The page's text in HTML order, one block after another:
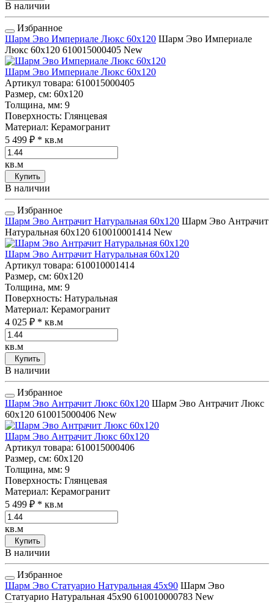
В наличии
Избранное
Шарм Эво Империале Люкс 60x120 Шарм Эво Империале
Люкс 60x120 610015000405 New
Шарм Эво Империале Люкс 60x120
Артикул товара: 610015000405
Размер, см: 60x120
Толщина, мм: 9
Поверхность: Глянцевая
Материал: Керамогранит
5 499 ₽ * кв.м
кв.м
Купить
В наличии
Избранное
Шарм Эво Антрачит Натуральная 60x120 Шарм Эво Антрачит
Натуральная 60x120 610010001414 New
Шарм Эво Антрачит Натуральная 60x120
Артикул товара: 610010001414
Размер, см: 60x120
Толщина, мм: 9
Поверхность: Натуральная
Материал: Керамогранит
4 025 ₽ * кв.м
кв.м
Купить
В наличии
Избранное
Шарм Эво Антрачит Люкс 60x120 Шарм Эво Антрачит Люкс
60x120 610015000406 New
Шарм Эво Антрачит Люкс 60x120
Артикул товара: 610015000406
Размер, см: 60x120
Толщина, мм: 9
Поверхность: Глянцевая
Материал: Керамогранит
5 499 ₽ * кв.м
кв.м
Купить
В наличии
Избранное
Шарм Эво Статуарио Натуральная 45x90 Шарм Эво
Статуарио Натуральная 45x90 610010000783 New